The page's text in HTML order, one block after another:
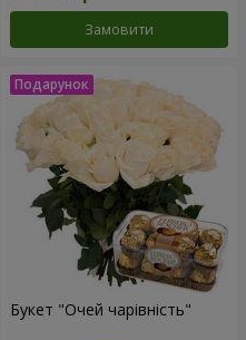
Замовити
Букет "Очей чарівність"